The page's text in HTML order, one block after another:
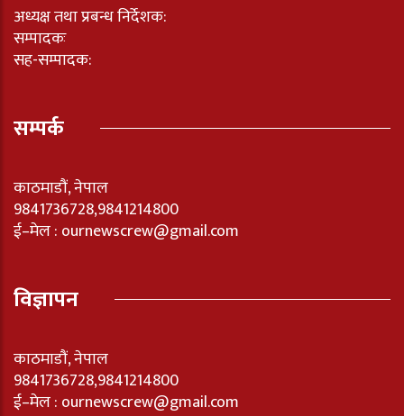
अध्यक्ष तथा प्रबन्ध निर्देशक:
सम्पादकः
सह-सम्पादक:
सम्पर्क
काठमाडौं, नेपाल
9841736728,9841214800
ई–मेल : ournewscrew@gmail.com
विज्ञापन
काठमाडौं, नेपाल
9841736728,9841214800
ई–मेल : ournewscrew@gmail.com